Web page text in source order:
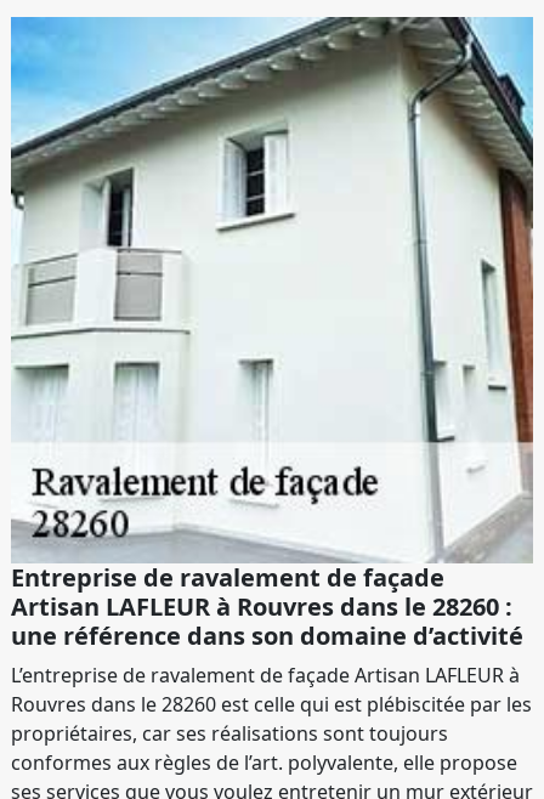
Entreprise de ravalement de façade
Artisan LAFLEUR à Rouvres dans le 28260 :
une référence dans son domaine d’activité
L’entreprise de ravalement de façade Artisan LAFLEUR à
Rouvres dans le 28260 est celle qui est plébiscitée par les
propriétaires, car ses réalisations sont toujours
conformes aux règles de l’art. polyvalente, elle propose
ses services que vous voulez entretenir un mur extérieur